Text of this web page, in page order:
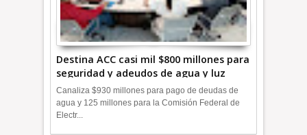
Destina ACC casi mil $800 millones para
seguridad y adeudos de agua y luz
+Video
Canaliza $930 millones para pago de deudas de
agua y 125 millones para la Comisión Federal de
Electr...